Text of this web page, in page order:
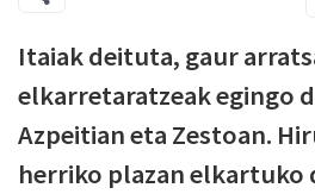
Itaiak deituta, gaur
elkarretaratzeak egingo
Azpeitian eta Zestoan.
herriko plazan elkartuko